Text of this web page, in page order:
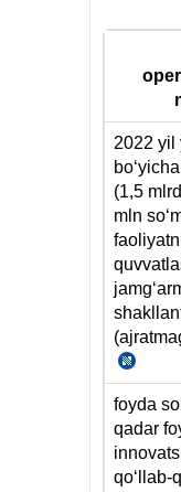
2022 yil
(1,5
mln
yildagi
195-
son
VMQga
4-
foyda
qadar
qoʻllab-